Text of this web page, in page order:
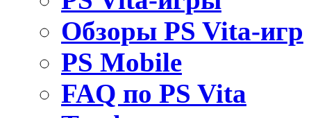
Обзоры PS Vita-игр
PS Mobile
FAQ по PS Vita